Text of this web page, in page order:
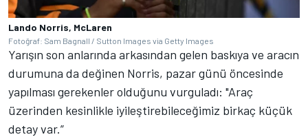
Lando Norris, McLaren
Fotoğraf: Sam Bagnall / Sutton Images via Getty Images
Yarışın son anlarında arkasından gelen baskıya ve aracın
durumuna da değinen Norris, pazar günü öncesinde
yapılması gerekenler olduğunu vurguladı: "Araç
üzerinden kesinlikle iyileştirebileceğimiz birkaç küçük
detay var.”